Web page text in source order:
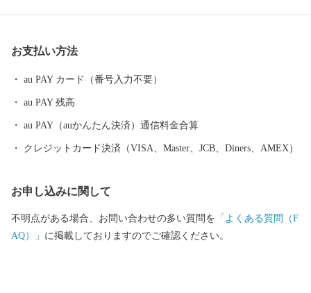
た、歴史と文化に彩られたまちでもあります。 これまで培ってき
た都市基盤を土台として、さらに質の高い都市機能と快適性のな
ができる『田園都市』を目指し、まちづくりを進めています。
新庄市はふるさと納税の基準に適合しているとして、総務大臣の
指定を受けています。指定期間内に新庄市にふるさと納税をする
はワンストップ特例申告書の提出を要します。 ▪指定期間 令和5
年10月1日～令和6年9月30日 ▪指定根拠 地方税法第37条の2第2項
及び同第314条の7第2項
お支払い方法
au PAY カード（番号入力不要）
au PAY 残高
au PAY（auかんたん決済）通信料金合算
クレジットカード決済（VISA、Master、JCB、Diners、AMEX）
お申し込みに関して
不明点がある場合、お問い合わせの多い質問を 「よくある質問（F
AQ）」 に掲載しておりますのでご確認ください。